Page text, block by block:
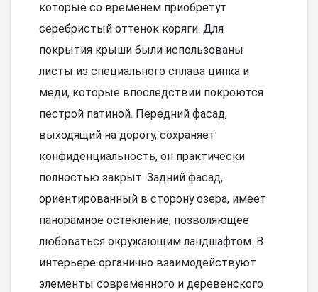
которые со временем приобретут
серебристый оттенок коряги. Для
покрытия крыши были использованы
листы из специального сплава цинка и
меди, которые впоследствии покроются
пестрой патиной. Передний фасад,
выходящий на дорогу, сохраняет
конфиденциальность, он практически
полностью закрыт. Задний фасад,
ориентированный в сторону озера, имеет
панорамное остекление, позволяющее
любоваться окружающим ландшафтом. В
интерьере органично взаимодействуют
элементы современного и деревенского